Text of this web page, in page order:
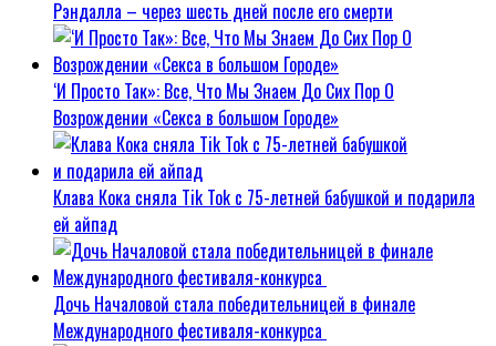
Рэндалла – через шесть дней после его смерти
‘И Просто Так»: Все, Что Мы Знаем До Сих Пор О
Возрождении «Секса в большом Городе»
Клава Кока сняла Tik Tok c 75-летней бабушкой и подарила
ей айпад
Дочь Началовой стала победительницей в финале
Международного фестиваля-конкурса